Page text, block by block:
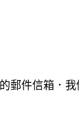
郵件信箱．